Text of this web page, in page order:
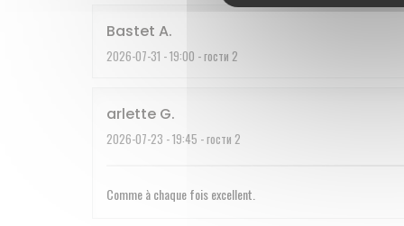
Bastet A
2026-07-31 - 19:00 - гости 2
arlette G
2026-07-23 - 19:45 - гости 2
Comme à chaque fois excellent.